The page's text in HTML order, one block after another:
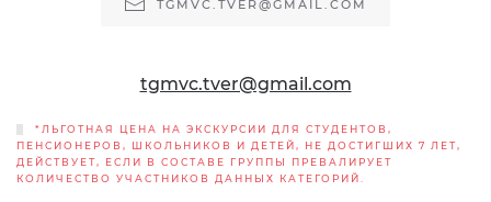
TGMVC.TVER@GMAIL.COM
tgmvc.tver@gmail.com
*ЛЬГОТНАЯ ЦЕНА НА ЭКСКУРСИИ ДЛЯ СТУДЕНТОВ,
ПЕНСИОНЕРОВ, ШКОЛЬНИКОВ И ДЕТЕЙ, НЕ ДОСТИГШИХ 7 ЛЕТ,
ДЕЙСТВУЕТ, ЕСЛИ В СОСТАВЕ ГРУППЫ ПРЕВАЛИРУЕТ
КОЛИЧЕСТВО УЧАСТНИКОВ ДАННЫХ КАТЕГОРИЙ.